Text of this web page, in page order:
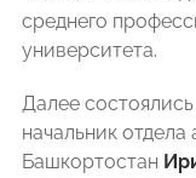
среднего
университета.
Далее
начальник
Башкортостан